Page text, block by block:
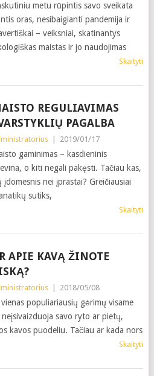
metu rūpintis savo sveikata
oras, nesibaigianti pandemija ir
– veiksniai, skatinantys
maistas ir jo naudojimas
Skaityti
REGULIAVIMAS
PAGALBA
2019/01/17
gaminimas – kasdieninis
o kiti negali pakęsti. Tačiau kas,
nei įprastai? Greičiausiai
sutiks,
Skaityti
APIE KAVĄ ŽINOTE
2018/05/08
populiariausių gėrimų visame
savo ryto ar pietų,
kavos puodeliu. Tačiau ar kada nors
Skaityti